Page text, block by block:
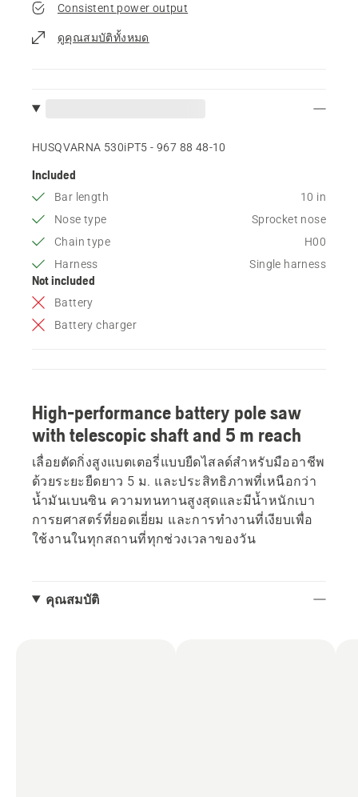
Consistent power output
ดูคุณสมบัติทั้งหมด
HUSQVARNA 530iPT5 - 967 88 48‑10
Included
Bar length
10 in
Nose type
Sprocket nose
Chain type
H00
Harness
Single harness
Not included
Battery
Battery charger
High-performance battery pole saw
with telescopic shaft and 5 m reach
เลื่อยตัดกิ่งสูงแบตเตอรี่แบบยืดไสลด์สำหรับมืออาชีพ
ด้วยระยะยืดยาว 5 ม. และประสิทธิภาพที่เหนือกว่า
น้ำมันเบนซิน ความทนทานสูงสุดและมีน้ำหนักเบา
การยศาสตร์ที่ยอดเยี่ยม และการทำงานที่เงียบเพื่อ
ใช้งานในทุกสถานที่ทุกช่วงเวลาของวัน
คุณสมบัติ